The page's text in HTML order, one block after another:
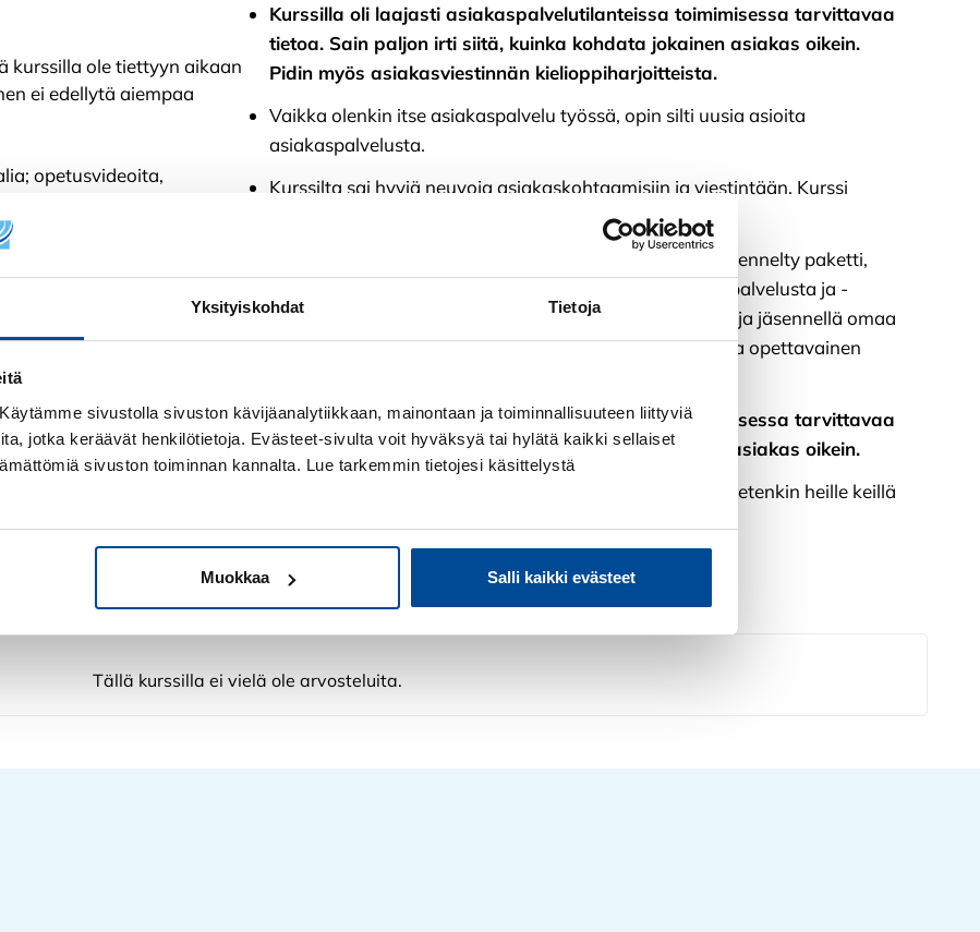
Yksityiskohdat Tietoja
sivustolla sivuston kävijäanalytiikkaan, mainontaan ja toiminnallisuuteen liittyviä
jotka keräävät henkilötietoja. Evästeet-sivulta voit hyväksyä tai hylätä kaikki sellaiset
sivuston toiminnan kannalta. Lue tarkemmin tietojesi käsittelystä
Muokkaa Salli kaikki evästeet
kurssilla ole tiettyyn aikaan
ei edellytä aiempaa
opetusvideoita,
tehtävät.
osaamisestasi ja
Kurssilla oli laajasti asiakaspalvelutilanteissa toimimisessa tarvittavaa
tietoa. Sain paljon irti siitä, kuinka kohdata jokainen asiakas oikein.
Pidin myös asiakasviestinnän kielioppiharjoitteista.
Vaikka olenkin itse asiakaspalvelu työssä, opin silti uusia asioita
asiakaspalvelusta.
Kurssilta sai hyviä neuvoja asiakaskohtaamisiin ja viestintään. Kurssi
Opintojakso oli hyvin kattava, monipuolinen ja hyvin jäsennelty paketti,
joka antoi systemaattisen ja selvän kuvauksen asiakaspalvelusta ja -
viestinnästä. Opin monia uusia käsitteitä ja sain työkaluja jäsennellä omaa
palveluasennettani työelämässä. Tämä oli oikein hyvä ja opettavainen
Kurssilla oli laajasti asiakaspalvelutilanteissa toimimisessa tarvittavaa
tietoa. Sain paljon irti siitä, kuinka kohdata jokainen asiakas oikein.
Koen, että kurssi tuo varmasti uutta ja arvokasta tietoa etenkin heille keillä
Tällä kurssilla ei vielä ole arvosteluita.